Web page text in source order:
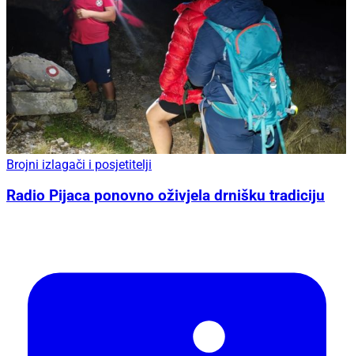
Brojni izlagači i posjetitelji
Radio Pijaca ponovno oživjela drnišku tradiciju